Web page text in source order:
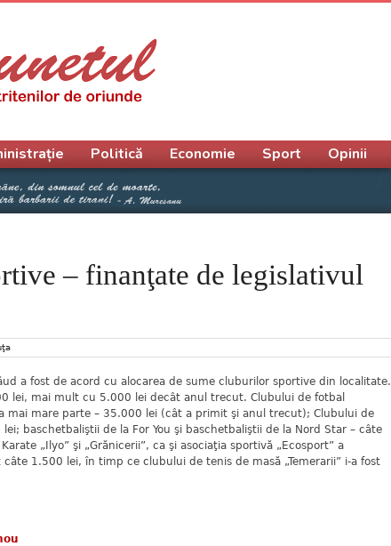
– finanţate de legislativul
a fost de acord cu alocarea de sume cluburilor sportive din localitate.
lei, mai mult cu 5.000 lei decât anul trecut. Clubului de fotbal
mai mare parte – 35.000 lei (cât a primit şi anul trecut); Clubului de
baschetbaliştii de la For You şi baschetbaliştii de la Nord Star – câte
„Ilyo” şi „Grănicerii”, ca şi asociaţia sportivă „Ecosport” a
1.500 lei, în timp ce clubului de tenis de masă „Temerarii” i-a fost
Politică Economie Sport Opinii